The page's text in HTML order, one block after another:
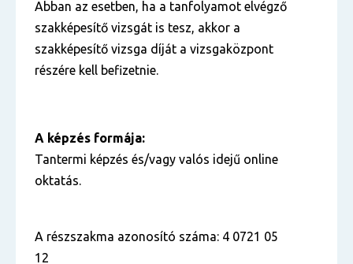
Abban az esetben, ha a tanfolyamot elvégző
szakképesítő vizsgát is tesz, akkor a
szakképesítő vizsga díját a vizsgaközpont
részére kell befizetnie.
A képzés formája:
Tantermi képzés és/vagy valós idejű online
oktatás.
A részszakma azonosító száma: 4 0721 05
12